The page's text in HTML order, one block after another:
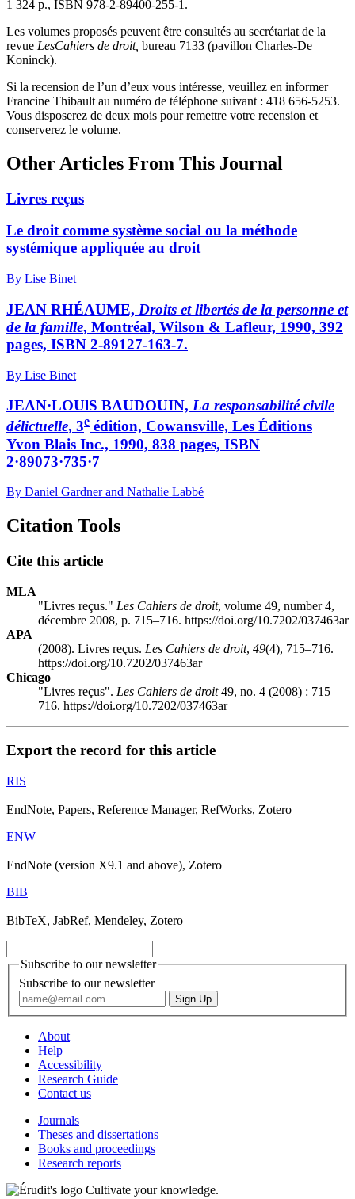
1 324 p., ISBN 978-2-89400-255-1.
Les volumes proposés peuvent être consultés au secrétariat de la
revue LesCahiers de droit, bureau 7133 (pavillon Charles-De
Koninck).
Si la recension de l’un d’eux vous intéresse, veuillez en informer
Francine Thibault au numéro de téléphone suivant : 418 656-5253.
Vous disposerez de deux mois pour remettre votre recension et
conserverez le volume.
Other Articles From This Journal
Livres reçus
Le droit comme système social ou la méthode
systémique appliquée au droit
By Lise Binet
JEAN RHÉAUME, Droits et libertés de la personne et
de la famille, Montréal, Wilson & Lafleur, 1990, 392
pages, ISBN 2-89127-163-7.
By Lise Binet
JEAN·LOUlS BAUDOUIN, La responsabilité civile
délictuelle, 3e édition, Cowansville, Les Éditions
Yvon Blais Inc., 1990, 838 pages, ISBN
2·89073·735·7
By Daniel Gardner and Nathalie Labbé
Citation Tools
Cite this article
MLA
"Livres reçus." Les Cahiers de droit, volume 49, number 4,
décembre 2008, p. 715–716. https://doi.org/10.7202/037463ar
APA
(2008). Livres reçus. Les Cahiers de droit, 49(4), 715–716.
https://doi.org/10.7202/037463ar
Chicago
"Livres reçus". Les Cahiers de droit49, no. 4 (2008) : 715–
716. https://doi.org/10.7202/037463ar
Export the record for this article
RIS
EndNote, Papers, Reference Manager, RefWorks, Zotero
ENW
EndNote (version X9.1 and above), Zotero
BIB
BibTeX, JabRef, Mendeley, Zotero
Subscribe to our newsletter
Subscribe to our newsletter
About
Help
Accessibility
Research Guide
Contact us
Journals
Theses and dissertations
Books and proceedings
Research reports
Cultivate your knowledge.